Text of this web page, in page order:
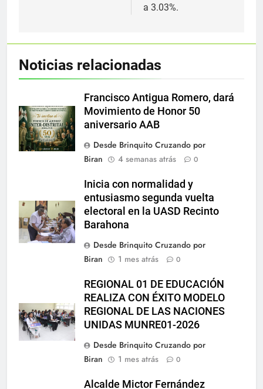
a 3.03%.
Noticias relacionadas
Francisco Antigua Romero, dará
Movimiento de Honor 50
aniversario AAB
Desde Brinquito Cruzando por
Biran
4 semanas atrás 0
Inicia con normalidad y
entusiasmo segunda vuelta
electoral en la UASD Recinto
Barahona
Desde Brinquito Cruzando por
Biran
1 mes atrás 0
REGIONAL 01 DE EDUCACIÓN
REALIZA CON ÉXITO MODELO
REGIONAL DE LAS NACIONES
UNIDAS MUNRE01-2026
Desde Brinquito Cruzando por
Biran
1 mes atrás 0
Alcalde Mictor Fernández